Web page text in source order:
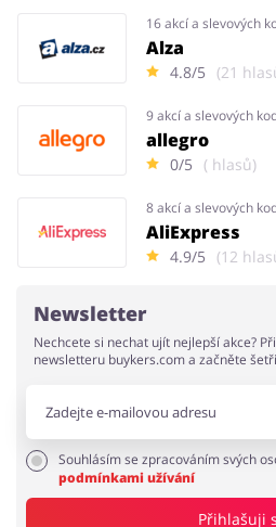
16 akcí a slevových
Alza
4.8/5 (21
9 akcí a slevových
allegro
0/5 ( hlasů)
8 akcí a slevových
AliExpress
4.9/5 (12
Newsletter
Nechcete si nechat ujít nejlepší akce?
newsletteru buykers.com a začněte
Souhlásím se zpracováním svých
podmínkami užívání
Přihlašuji